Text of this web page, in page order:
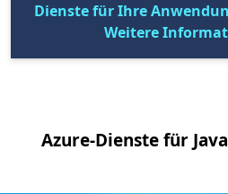
Dienste für Ihre
Weitere
Azure-Dienste für